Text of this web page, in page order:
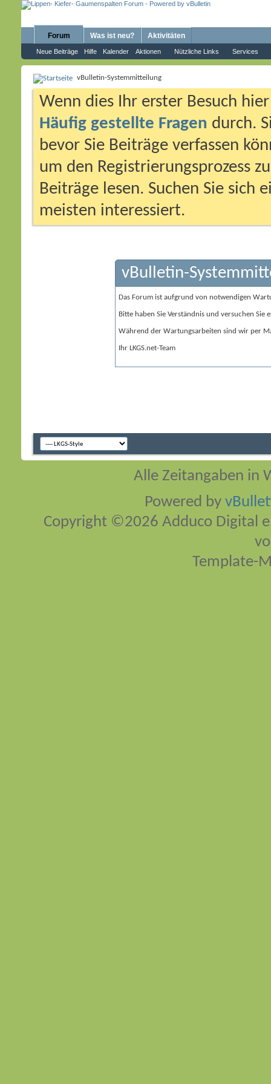
Forum
Neue Beiträge Hilfe Kalender Aktionen Nützliche Links Services
Was ist neu? Aktivitäten
vBulletin-Systemmitteilung
Wenn dies Ihr erster Besuch
Häufig gestellte Fragen durch.
bevor Sie Beiträge verfassen
um den Registrierungsprozess
Beiträge lesen. Suchen Sie sich
meisten interessiert.
vBulletin-
Das Forum ist aufgrund von notwendigen
Bitte haben Sie Verständnis und versuchen Sie
Während der Wartungsarbeiten sind wir per
Ihr LKGS.net-Team
Alle Zeitangaben in
Powered by
Copyright ©2026 Adduco Digital
Template-